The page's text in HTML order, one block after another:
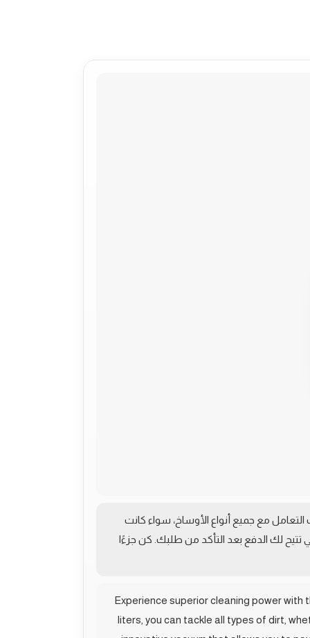
كونتي الكهربائية 2400 واط، التي تجمع بين الأداء العالي والراحة. بسعة 20 لتر، يمكنك التعامل مع جميع أنواع الأوساخ، سواء كانت
تتيح لك الدفع بعد التأكد من طلبك. كن جزءًا
Experience superior cleaning power with
liters, you can tackle all types of dirt,